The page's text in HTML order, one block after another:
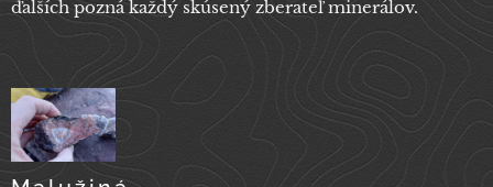
ďalších pozná každý skúsený zberateľ minerálov.